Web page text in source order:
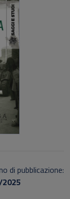
di pubblicazione: